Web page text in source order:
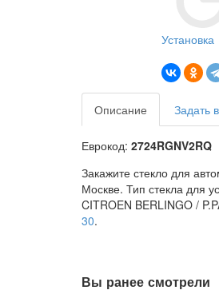
Установка
Описание Задать
Еврокод: 2724RGNV2RQ
Закажите стекло для
Москве. Тип стекла для
CITROEN BERLINGO /
30.
Вы ранее смотрели